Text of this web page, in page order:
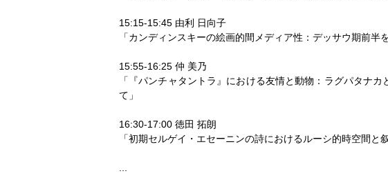
15:15-15:45 由利 日向子
「カンディンスキーの絵画的間メディア性：デッサウ期前半
15:55-16:25 仲 美乃
「『パンチャタントラ』における友情と動物：ラグパタナ
て」
16:30-17:00 徳田 拓朗
「初期セルゲイ・エセーニンの詩におけるルーシ的時空間